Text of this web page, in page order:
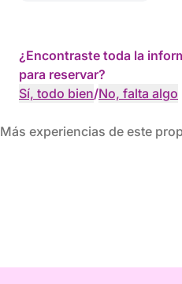
¿Encontraste toda la
para reservar?
Sí, todo bien/No, falta algo
Más experiencias de este